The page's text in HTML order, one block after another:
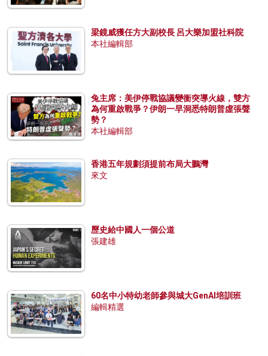
梁鏡威獲任方大副校長 呂大樂加盟社科院
本社編輯部
兔主席：美伊停戰協議變衝突導火線，雙方
為何重啟戰爭？伊朗一早洞悉特朗普虛張聲
勢？
本社編輯部
香港五年規劃須提前布局大鵬灣
來文
歷史給中國人一個公道
張建雄
60名中小特幼老師參與城大GenAI培訓班
編輯精選